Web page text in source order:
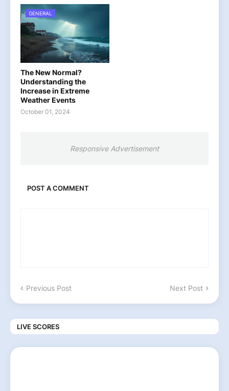
GENERAL
The New Normal?
Understanding the
Increase in Extreme
Weather Events
October 01, 2024
Responsive Advertisement
POST A COMMENT
Previous Post Next Post
LIVE SCORES